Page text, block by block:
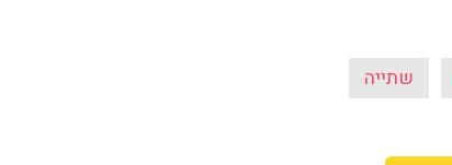
שתייה